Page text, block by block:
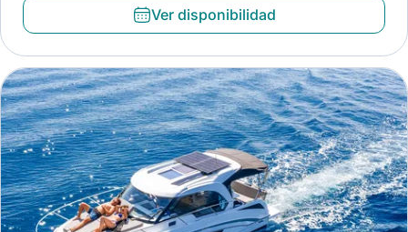
Ver disponibilidad